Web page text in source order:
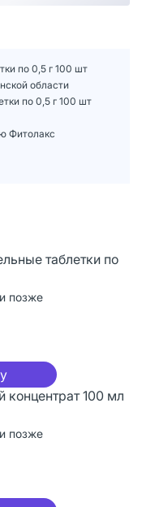
по 0,5 г 100 шт
области
по 0,5 г 100 шт
Фитолакс
таблетки по
позже
концентрат 100 мл
позже